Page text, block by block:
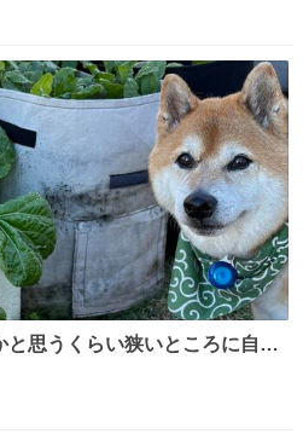
思うくらい狭いところに自ら
？ 今朝ガーデニングしてる飼
高に可愛かった♥️